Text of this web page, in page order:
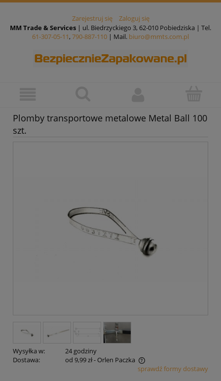
Zarejestruj się
Zaloguj się
MM Trade & Services | ul. Biedrzyckiego 3, 62-010 Pobiedziska | Tel.
61-307-05-11, 790-887-110 | Mail. biuro@mmts.com.pl
Plomby transportowe metalowe Metal Ball 100
szt.
Wysyłka w:
24 godziny
Dostawa:
od 9,99 zł- Orlen Paczka
Cena nie zawiera ewentualnych kosztów płatnościsprawdź formy dostawy